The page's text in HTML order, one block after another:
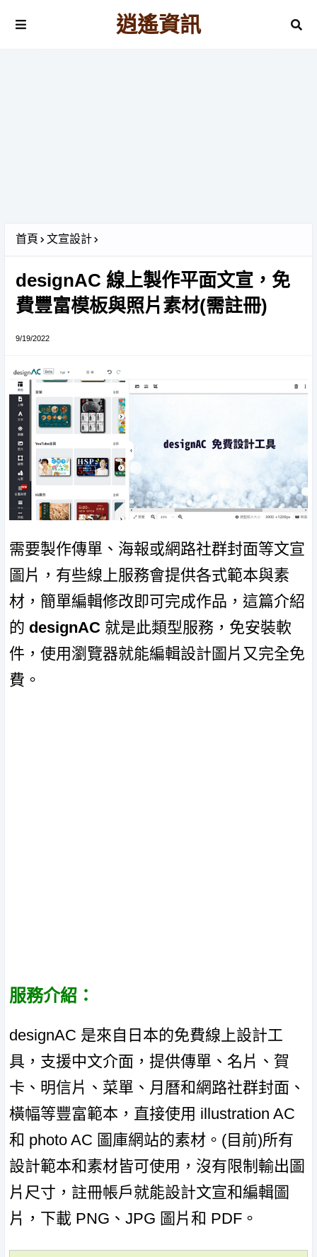
逍遙資訊
首頁 文宣設計
designAC 線上製作平面文宣，免
費豐富模板與照片素材(需註冊)
9/19/2022
需要製作傳單、海報或網路社群封面等文宣
圖片，有些線上服務會提供各式範本與素
材，簡單編輯修改即可完成作品，這篇介紹
的 designAC 就是此類型服務，免安裝軟
件，使用瀏覽器就能編輯設計圖片又完全免
費。
服務介紹：
designAC 是來自日本的免費線上設計工
具，支援中文介面，提供傳單、名片、賀
卡、明信片、菜單、月曆和網路社群封面、
橫幅等豐富範本，直接使用 illustration AC
和 photo AC 圖庫網站的素材。(目前)所有
設計範本和素材皆可使用，沒有限制輸出圖
片尺寸，註冊帳戶就能設計文宣和編輯圖
片，下載 PNG、JPG 圖片和 PDF。